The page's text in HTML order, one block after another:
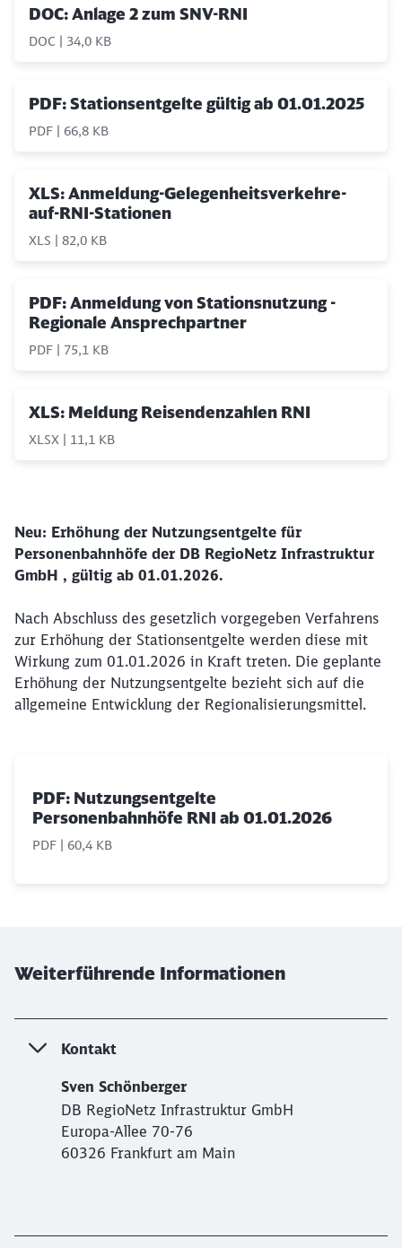
DOC: Anlage 2 zum SNV-RNI
DOC | 34,0 KB
PDF: Stationsentgelte gültig ab 01.01.2025
PDF | 66,8 KB
XLS: Anmeldung-Gelegenheitsverkehre-
auf-RNI-Stationen
XLS | 82,0 KB
PDF: Anmeldung von Stationsnutzung -
Regionale Ansprechpartner
PDF | 75,1 KB
XLS: Meldung Reisendenzahlen RNI
XLSX | 11,1 KB
Neu: Erhöhung der Nutzungsentgelte für
Personenbahnhöfe der DB RegioNetz Infrastruktur
GmbH , gültig ab 01.01.2026.
Nach Abschluss des gesetzlich vorgegeben Verfahrens
zur Erhöhung der Stationsentgelte werden diese mit
Wirkung zum 01.01.2026 in Kraft treten. Die geplante
Erhöhung der Nutzungsentgelte bezieht sich auf die
allgemeine Entwicklung der Regionalisierungsmittel.
PDF: Nutzungsentgelte
Personenbahnhöfe RNI ab 01.01.2026
PDF | 60,4 KB
Weiterführende Informationen
Kontakt
Sven Schönberger
DB RegioNetz Infrastruktur GmbH
Europa-Allee 70-76
60326 Frankfurt am Main
Möchten Sie zu
Abbrechen Weiter